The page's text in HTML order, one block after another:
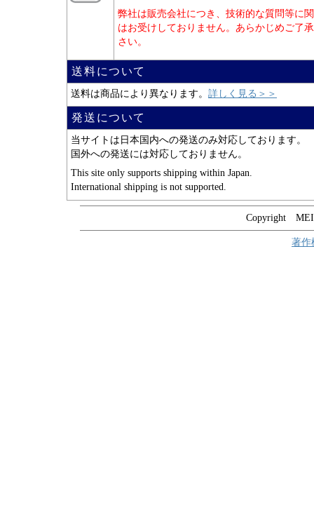
弊社は販売会社につき、技術的な質問等に
はお受けしておりません。あらかじめご了
さい。
送料について
送料は商品により異なります。 詳しく見る＞＞
発送について
当サイトは日本国内への発送のみ対応しております。
国外への発送には対応しておりません。
This site only supports shipping within Japan.
International shipping is not supported.
Copyright
著作